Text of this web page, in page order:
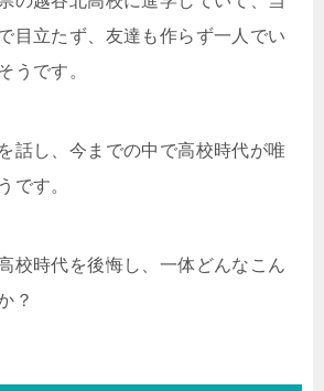
目立たず、友達も作らず一人でい
うです。
話し、今までの中で高校時代が唯
です。
校時代を後悔し、一体どんなこん
？